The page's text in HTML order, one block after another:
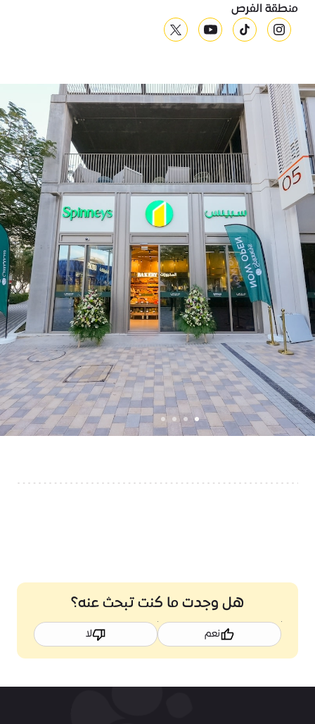
منطقة الفرص
instagram
tiktok
youtube
x
هل وجدت ما كنت تبحث عنه؟
نعم لا